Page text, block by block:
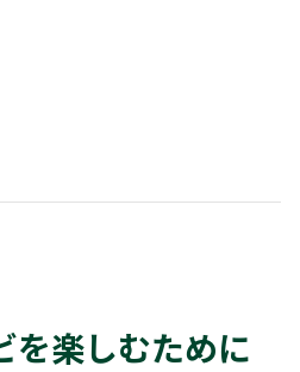
を楽しむために